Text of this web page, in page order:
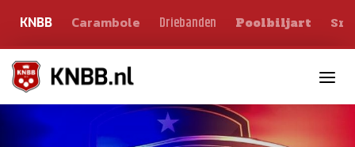
KNBB Carambole Driebanden Poolbiljart